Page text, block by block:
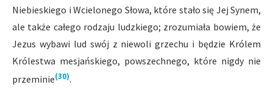
Niebieskiego i Wcielonego Słowa, które stało się Jej Synem,
ale także całego rodzaju ludzkiego; zrozumiała bowiem, że
Jezus wybawi lud swój z niewoli grzechu i będzie Królem
Królestwa mesjańskiego, powszechnego, które nigdy nie
przeminie(30).